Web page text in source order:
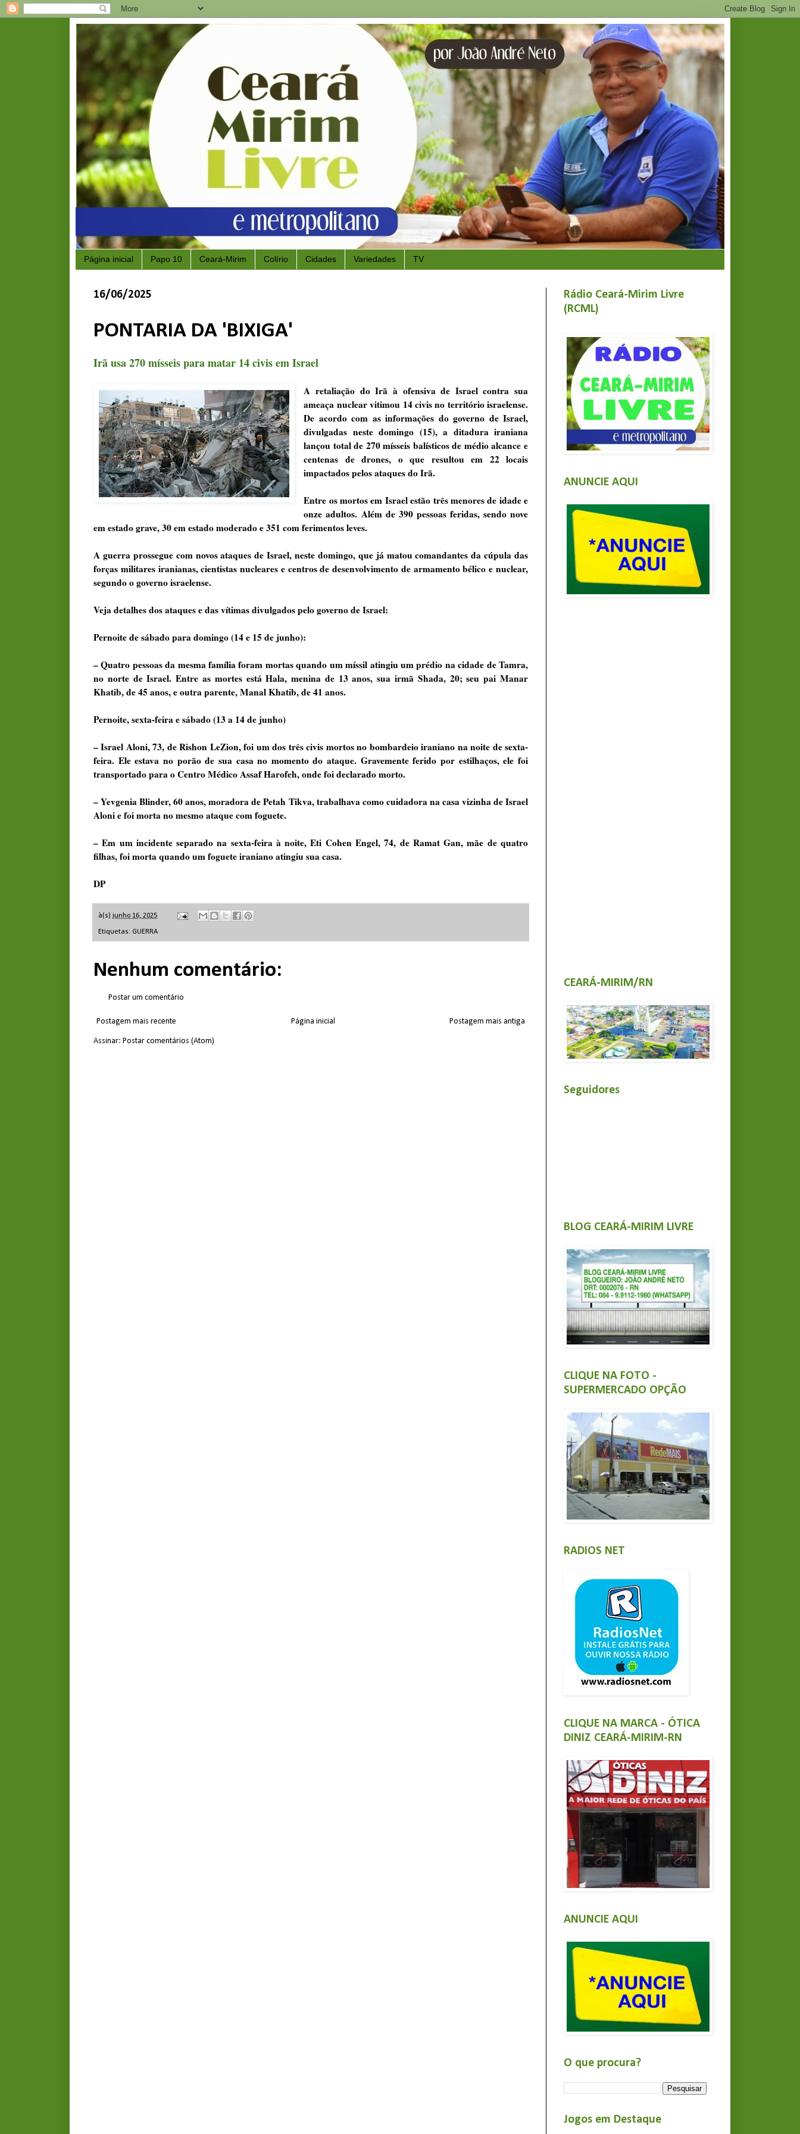
Página inicial Papo 10 Ceará-Mirim Colírio Cidades Variedades TV
16/06/2025
PONTARIA DA 'BIXIGA'
Irã usa 270 mísseis para matar 14 civis em Israel
A retaliação do Irã à ofensiva de Israel contra sua
ameaça nuclear vitimou 14 civis no território israelense.
De acordo com as informações do governo de Israel,
divulgadas neste domingo (15), a ditadura iraniana
lançou total de 270 mísseis balísticos de médio alcance e
centenas de drones, o que resultou em 22 locais
impactados pelos ataques do Irã.
Entre os mortos em Israel estão três menores de idade e
onze adultos. Além de 390 pessoas feridas, sendo nove
em estado grave, 30 em estado moderado e 351 com ferimentos leves.
A guerra prossegue com novos ataques de Israel, neste domingo, que já matou comandantes da cúpula das
forças militares iranianas, cientistas nucleares e centros de desenvolvimento de armamento bélico e nuclear,
segundo o governo israelense.
Veja detalhes dos ataques e das vítimas divulgados pelo governo de Israel:
Pernoite de sábado para domingo (14 e 15 de junho):
– Quatro pessoas da mesma família foram mortas quando um míssil atingiu um prédio na cidade de Tamra,
no norte de Israel. Entre as mortes está Hala, menina de 13 anos, sua irmã Shada, 20; seu pai Manar
Khatib, de 45 anos, e outra parente, Manal Khatib, de 41 anos.
Pernoite, sexta-feira e sábado (13 a 14 de junho)
– Israel Aloni, 73, de Rishon LeZion, foi um dos três civis mortos no bombardeio iraniano na noite de sexta-
feira. Ele estava no porão de sua casa no momento do ataque. Gravemente ferido por estilhaços, ele foi
transportado para o Centro Médico Assaf Harofeh, onde foi declarado morto.
– Yevgenia Blinder, 60 anos, moradora de Petah Tikva, trabalhava como cuidadora na casa vizinha de Israel
Aloni e foi morta no mesmo ataque com foguete.
– Em um incidente separado na sexta-feira à noite, Eti Cohen Engel, 74, de Ramat Gan, mãe de quatro
filhas, foi morta quando um foguete iraniano atingiu sua casa.
DP
à(s) junho 16, 2025
Etiquetas: GUERRA
Nenhum comentário:
Postar um comentário
Postagem mais recente Postagem mais antiga
Página inicial
Assinar: Postar comentários (Atom)
Rádio Ceará-Mirim Livre
(RCML)
ANUNCIE AQUI
CEARÁ-MIRIM/RN
Seguidores
BLOG CEARÁ-MIRIM LIVRE
CLIQUE NA FOTO -
SUPERMERCADO OPÇÃO
RADIOS NET
CLIQUE NA MARCA - ÓTICA
DINIZ CEARÁ-MIRIM-RN
ANUNCIE AQUI
O que procura?
Jogos em Destaque